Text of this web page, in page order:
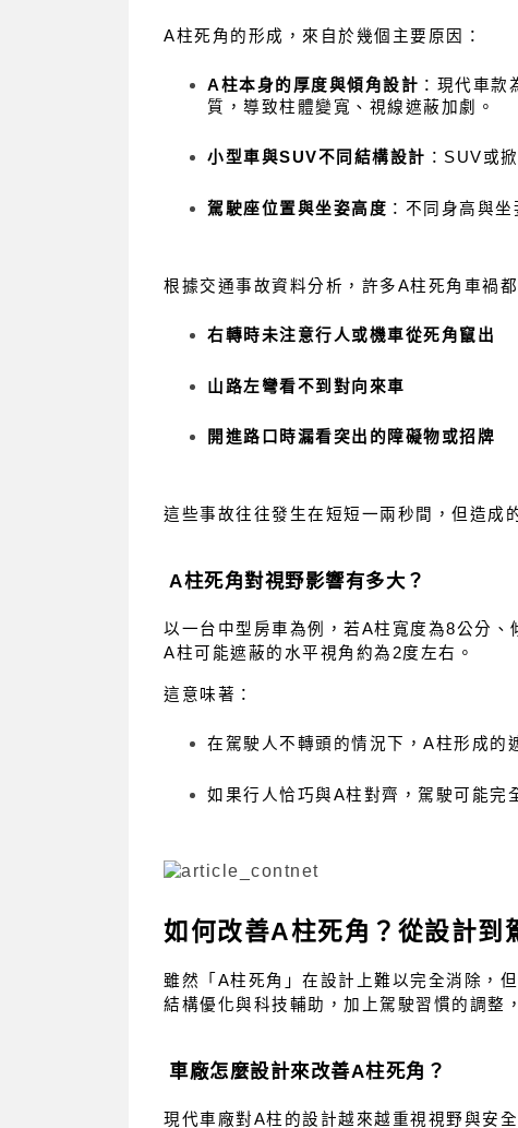
A柱死角的形成，來自於幾個主要原因：
A柱本身的厚度與傾角設計 ：現代車
質，導致柱體變寬、視線遮蔽加劇。
小型車與SUV不同結構設計 ：SUV或
駕駛座位置與坐姿高度 ：不同身高與
根據交通事故資料分析，許多A柱死角車禍都
右轉時未注意行人或機車從死角竄出
山路左彎看不到對向來車
開進路口時漏看突出的障礙物或招牌
這些事故往往發生在短短一兩秒間，但造成
A柱死角對視野影響有多大？
以一台中型房車為例，若A柱寬度為8公分
A柱可能遮蔽的水平視角約為2度左右。
這意味著：
在駕駛人不轉頭的情況下，A柱形成的
如果行人恰巧與A柱對齊，駕駛可能完
如何改善A柱死角？從設計到
雖然「A柱死角」在設計上難以完全消除，
結構優化與科技輔助，加上駕駛習慣的調整
車廠怎麼設計來改善A柱死角？
現代車廠對A柱的設計越來越重視視野與安